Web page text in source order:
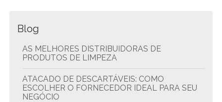
Blog
AS MELHORES DISTRIBUIDORAS DE
PRODUTOS DE LIMPEZA
ATACADO DE DESCARTÁVEIS: COMO
ESCOLHER O FORNECEDOR IDEAL PARA SEU
NEGÓCIO